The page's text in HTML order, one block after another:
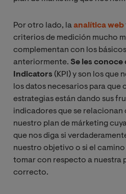
Por otro lado, laanalítica web
criterios de medición mucho
complementan con los
anteriormente. Se les
Indicators (KPI) y son los que
los datos necesarios para que
estrategias están dando sus
indicadores que se
nuestro plan de márketing
que nos diga si
nuestro objetivo o si el
tomar con respecto a nuestra
correcto.